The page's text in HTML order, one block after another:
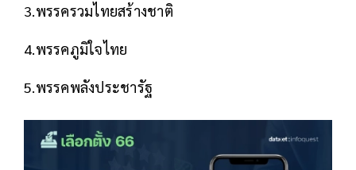
3.พรรครวมไทยสร้างชาติ
4.พรรคภูมิใจไทย
5.พรรคพลังประชารัฐ